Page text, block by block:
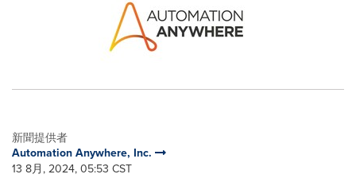
新聞提供者
Automation Anywhere, Inc.
13 8月, 2024, 05:53 CST